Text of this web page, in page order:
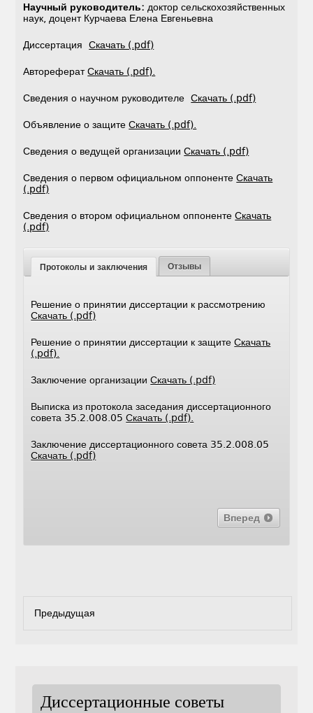
Научный руководитель: доктор сельскохозяйственных
наук, доцент Курчаева Елена Евгеньевна
ДиссертацияСкачать (.pdf)
АвторефератСкачать (.pdf).
Сведения о научном руководителеСкачать (.pdf)
Объявление о защитеСкачать (.pdf).
Сведения о ведущей организацииСкачать (.pdf)
Сведения о первом официальном оппонентеСкачать
(.pdf)
Сведения о втором официальном оппонентеСкачать
(.pdf)
Протоколы и заключения Отзывы
Решение о принятии диссертации к рассмотрению
Скачать (.pdf)
Решение о принятии диссертации к защитеСкачать
(.pdf).
Заключение организацииСкачать (.pdf)
Выписка из протокола заседания диссертационного
совета 35.2.008.05Скачать (.pdf).
Заключение диссертационного совета 35.2.008.05
Скачать (.pdf)
Вперед
Предыдущая
Диссертационные советы